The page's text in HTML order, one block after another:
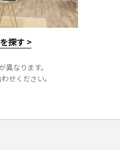
探す >
なります。
せください。